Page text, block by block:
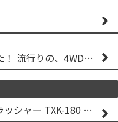
今日は、乗用草刈機の納品でした！ 流行りの、4WD！ #イセキアグリ #オーレック #四駆 #増税間近
石が一瞬で砕ける！ストーンクラッシャー TXK-180 実演